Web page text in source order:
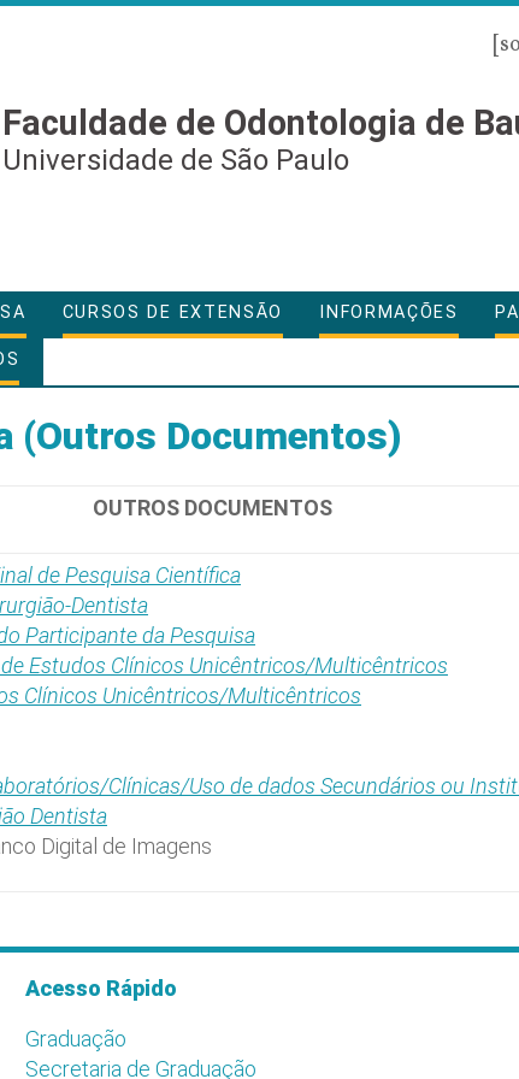
Faculdade de Odontologia de
Universidade de São Paulo
CURSOS DE EXTENSÃO INFORMAÇÕES
(Outros Documentos)
OUTROS DOCUMENTOS
de Pesquisa Científica
Dentista
Participante da Pesquisa
Estudos Clínicos Unicêntricos/Multicêntricos
Clínicos Unicêntricos/Multicêntricos
Clínicas/Uso de dados Secundários ou
Dentista
Digital de Imagens
Acesso Rápido
Graduação
Secretaria de Graduação